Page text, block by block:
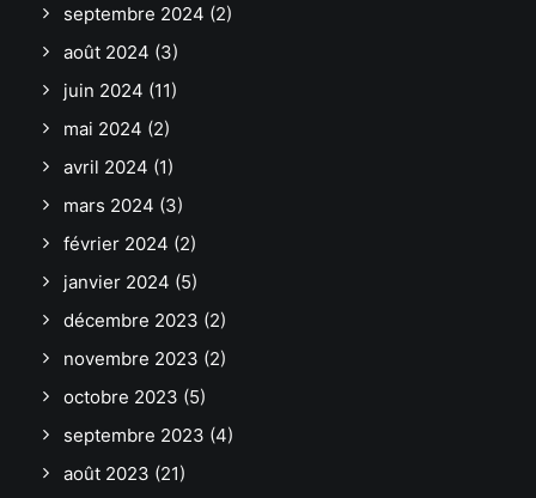
septembre 2024 (2)
août 2024 (3)
juin 2024 (11)
mai 2024 (2)
avril 2024 (1)
mars 2024 (3)
février 2024 (2)
janvier 2024 (5)
décembre 2023 (2)
novembre 2023 (2)
octobre 2023 (5)
septembre 2023 (4)
août 2023 (21)